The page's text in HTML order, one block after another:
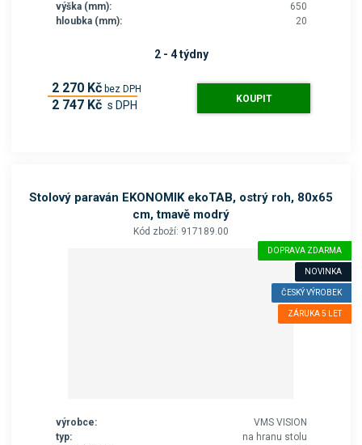
výška (mm):
650
hloubka (mm):
20
2 - 4 týdny
2 270 Kč bez DPH
2 747 Kč s DPH KOUPIT
Stolový paraván EKONOMIK ekoTAB, ostrý roh, 80x65
cm, tmavě modrý
Kód zboží: 917189.00
DOPRAVA ZDARMA
NOVINKA
ČESKÝ VÝROBEK
ZÁRUKA 5 LET
výrobce:
VMS VISION
typ:
na hranu stolu